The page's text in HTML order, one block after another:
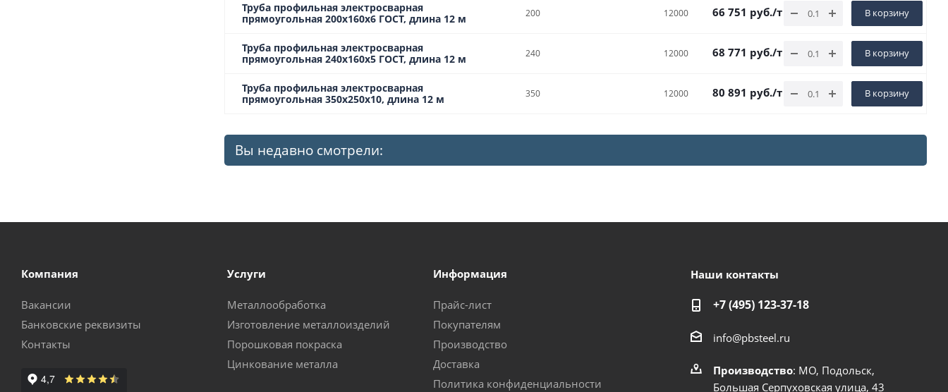
Труба профильная электросварная
прямоугольная 200х160х6 ГОСТ, длина 12 м
200 12000 66 751 руб./т В корзину
Труба профильная электросварная
прямоугольная 240х160х5 ГОСТ, длина 12 м
240 12000 68 771 руб./т В корзину
Труба профильная электросварная
прямоугольная 350х250х10, длина 12 м
350 12000 80 891 руб./т В корзину
Вы недавно смотрели:
Компания
Вакансии
Банковские реквизиты
Контакты
Услуги
Металлообработка
Изготовление металлоизделий
Порошковая покраска
Цинкование металла
Информация
Прайс-лист
Покупателям
Производство
Доставка
Политика конфиденциальности
Наши контакты
+7 (495) 123-37-18
info@pbsteel.ru
Производство: МО, Подольск,
Большая Серпуховская улица, 43